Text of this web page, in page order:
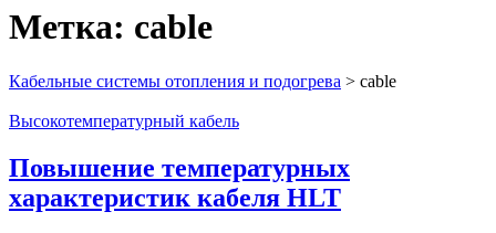
Метка: cable
Кабельные системы отопления и подогрева > cable
Высокотемпературный кабель
Повышение температурных
характеристик кабеля HLT